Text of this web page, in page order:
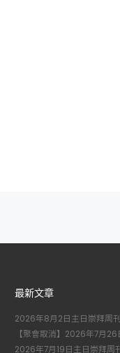
最新文章
2026年8月2日主日崇拜周刊
【聚會取消】2026年7月
2026年7月19日主日崇拜周